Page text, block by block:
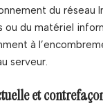
du réseau
ou du matériel
à
serveur.
et